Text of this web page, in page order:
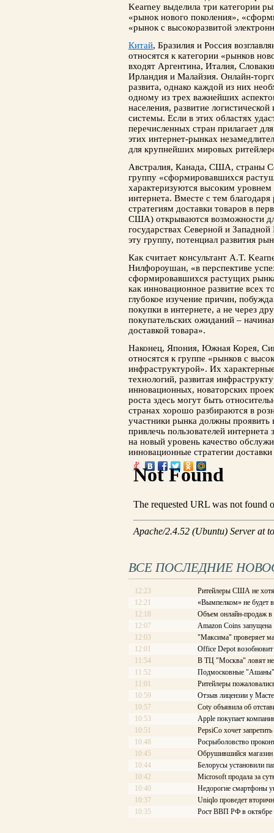
Kearney выделила три категории
«рынок нового поколения»,
«рынок с высокоразвитой
Китай, Бразилия и Россия
относятся к категории «рынков
входят Аргентина, Италия,
Ирландия и Малайзия. Онлайн-
развита, однако каждой из них
одному из трех важнейших
населения, развитие
системы. Если в этих областях
перечисленных стран прилагает
этих интернет-рынках
для крупнейших мировых
Австралия, Канада, США, страны
группу «сформировавшихся
характеризуются высоким уровнем
интернета. Вместе с тем
стратегиям доставки товаров в
США) открываются возможности
государствах Северной и
эту группу, потенциал развития
Как считает консультант A.T.
Нилфороушан, «в перспективе
сформировавшихся растущих
как инновационное развитие всех
глубокое изучение причин,
покупки в интернете, а не через
покупательских ожиданий –
доставкой товара».
Наконец, Япония, Южная Корея,
относятся к группе «рынков с
инфраструктурой». Их
технологий, развитая
инновационных, новаторских
роста здесь могут быть
странах хорошо разбираются в
участники рынка должны проявить
привлечь пользователей
на новый уровень качество
инновационные стратегии
ВСЕ ПОСЛЕДНИЕ
12:23
Ритейлеры США не
12:21
«Вымпелком» не будет
12:18
Объем онлайн-продаж
12:07
Amazon Coins запущена
12:03
"Максима" проверяет
12:01
Office Depot
11:54
В ТЦ "Москва" ловят
11:52
Подмосковные "Ашаны"
11:01
Ритейлеры
10:59
Отзыв лицензии у
10:57
Coty объявила об
10:53
Apple покупает
10:51
PepsiCo хочет
10:48
Росрыболовство
10:45
Обрушившийся магазин
10:44
Белорусы установили
10:42
Microsoft продала за
10:40
Недорогие смартфоны
10:37
Uniqlo проведет
10:35
Рост ВВП РФ в октябре